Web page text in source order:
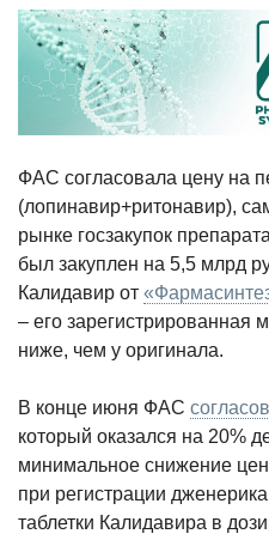
ФАС согласовала цену на
(лопинавир+ритонавир),
рынке госзакупок
был закуплен на 5,5 млрд
Калидавир от
– его зарегистрированная
ниже, чем у оригинала.
В конце июня ФАС
который оказался на 20%
минимальное снижение
при регистрации
таблетки Калидавира в